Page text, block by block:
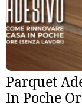
Parquet
In Poche